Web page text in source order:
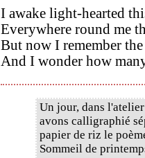
I awake light-hearted
Everywhere round me
But now I remember
And I wonder how
Un jour, dans
avons calligraphié
papier de riz le
Sommeil de